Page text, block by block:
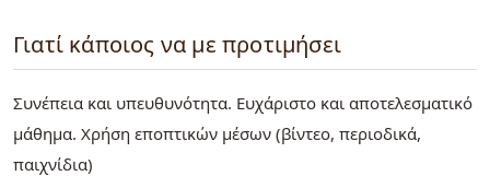
Γιατί κάποιος να με προτιμήσει
Συνέπεια και υπευθυνότητα. Ευχάριστο και αποτελεσματικό
μάθημα. Χρήση εποπτικών μέσων (βίντεο, περιοδικά,
παιχνίδια)